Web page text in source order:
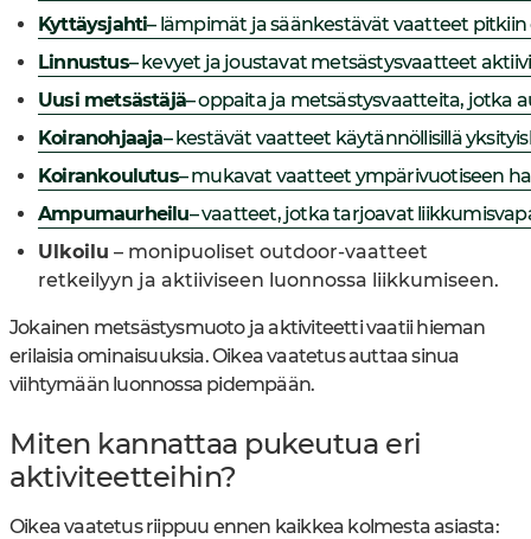
Kyttäysjahti– lämpimät ja säänkestävät vaatteet
Linnustus– kevyet ja joustavat metsästysvaatteet
Uusi metsästäjä– oppaita ja metsästysvaatteita, jotka
Koiranohjaaja– kestävät vaatteet käytännöllisillä
Koirankoulutus– mukavat vaatteet ympärivuotiseen
Ampumaurheilu– vaatteet, jotka tarjoavat
Ulkoilu – monipuoliset outdoor-vaatteet
retkeilyyn ja aktiiviseen luonnossa liikkumiseen.
Jokainen metsästysmuoto ja aktiviteetti vaatii hieman
erilaisia ominaisuuksia. Oikea vaatetus auttaa sinua
viihtymään luonnossa pidempään.
Miten kannattaa pukeutua eri
aktiviteetteihin?
Oikea vaatetus riippuu ennen kaikkea kolmesta asiasta: